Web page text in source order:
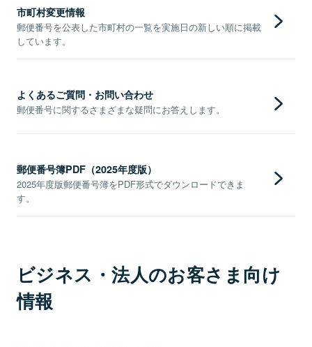
市町村変更情報
郵便番号を公表した市町村の一覧を実施日の新しい順に掲載
しています。
よくあるご質問・お問い合わせ
郵便番号に関するさまざまな疑問にお答えします。
郵便番号簿PDF（2025年度版）
2025年度版郵便番号簿をPDF形式でダウンロードできま
す。
ビジネス・法人のお客さま向け
情報